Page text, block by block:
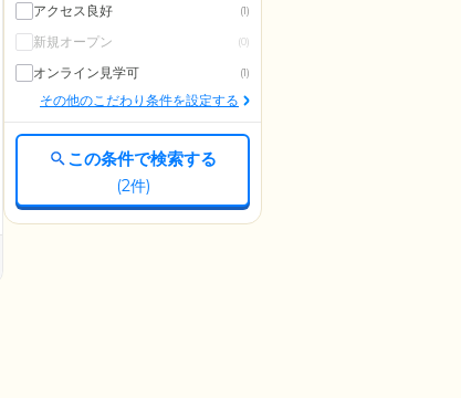
アクセス良好 (1)
新規オープン (0)
オンライン見学可 (1)
その他のこだわり条件を設定する
この条件で検索する
(2件)